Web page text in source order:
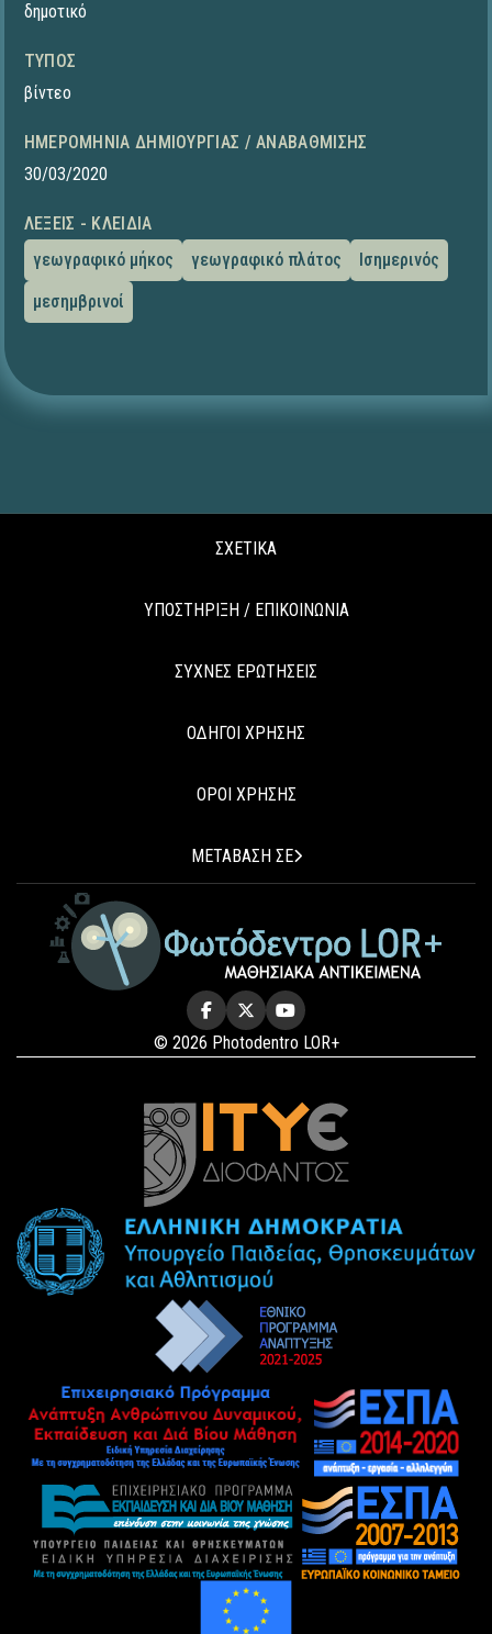
δημοτικό
ΤΎΠΟΣ
βίντεο
ΗΜΕΡΟΜΗΝΊΑ ΔΗΜΙΟΥΡΓΊΑΣ / ΑΝΑΒΆΘΜΙΣΗΣ
30/03/2020
ΛΈΞΕΙΣ - ΚΛΕΙΔΙΆ
γεωγραφικό μήκος
γεωγραφικό πλάτος
Ισημερινός
μεσημβρινοί
ΣΧΕΤΙΚΑ
ΥΠΟΣΤΗΡΙΞΗ / ΕΠΙΚΟΙΝΩΝΙΑ
ΣΥΧΝΕΣ ΕΡΩΤΗΣΕΙΣ
ΟΔΗΓΟΙ ΧΡΗΣΗΣ
ΟΡΟΙ ΧΡΗΣΗΣ
ΜΕΤΑΒΑΣΗ ΣΕ
© 2026 Photodentro LOR+